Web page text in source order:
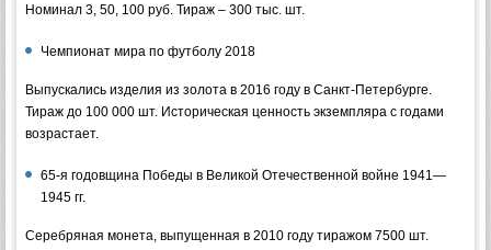
Номинал 3, 50, 100 руб. Тираж – 300 тыс. шт.
Чемпионат мира по футболу 2018
Выпускались изделия из золота в 2016 году в Санкт-Петербурге.
Тираж до 100 000 шт. Историческая ценность экземпляра с годами
возрастает.
65-я годовщина Победы в Великой Отечественной войне 1941—
1945 гг.
Серебряная монета, выпущенная в 2010 году тиражом 7500 шт.